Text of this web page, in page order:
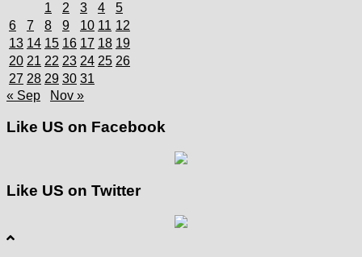
1
2 3 4
5
6
7 8 9 10 11 12
13 14 15 16 17 18 19
20 21 22 23 24 25 26
27 28 29 30 31
« Sep
Nov »
Like US on Facebook
Like US on Twitter